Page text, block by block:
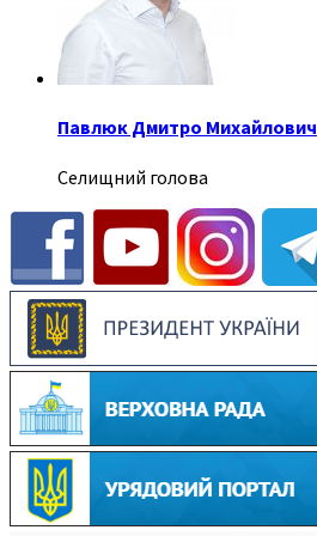
Павлюк Дмитро Михайлович
Селищний голова